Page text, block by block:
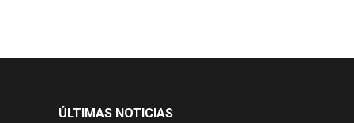
ÚLTIMAS NOTICIAS